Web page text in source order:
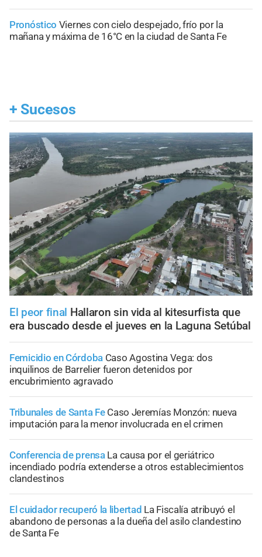
Pronóstico Viernes con cielo despejado, frío por la
mañana y máxima de 16°C en la ciudad de Santa Fe
+ Sucesos
El peor final Hallaron sin vida al kitesurfista que
era buscado desde el jueves en la Laguna Setúbal
Femicidio en Córdoba Caso Agostina Vega: dos
inquilinos de Barrelier fueron detenidos por
encubrimiento agravado
Tribunales de Santa Fe Caso Jeremías Monzón: nueva
imputación para la menor involucrada en el crimen
Conferencia de prensa La causa por el geriátrico
incendiado podría extenderse a otros establecimientos
clandestinos
El cuidador recuperó la libertad La Fiscalía atribuyó el
abandono de personas a la dueña del asilo clandestino
de Santa Fe